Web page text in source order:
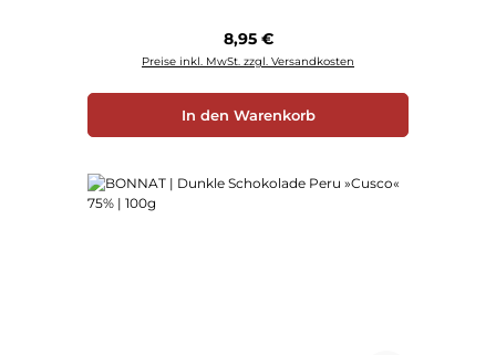
Regulärer Preis:
8,95 €
Preise inkl. MwSt. zzgl. Versandkosten
In den Warenkorb